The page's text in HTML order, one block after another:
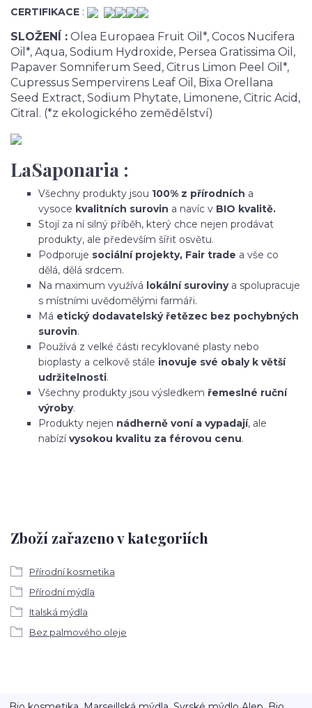
CERTIFIKACE :
SLOŽENÍ : Olea Europaea Fruit Oil*, Cocos Nucifera
Oil*, Aqua, Sodium Hydroxide, Persea Gratissima Oil,
Papaver Somniferum Seed, Citrus Limon Peel Oil*,
Cupressus Sempervirens Leaf Oil, Bixa Orellana
Seed Extract, Sodium Phytate, Limonene, Citric Acid,
Citral. (*z ekologického zemědělství)
LaSaponaria :
Všechny produkty jsou 100% z přírodních a
vysoce kvalitních surovin a navíc v BIO kvalitě.
Stojí za ní silný příběh, který chce nejen prodávat
produkty, ale především šířit osvětu.
Podporuje sociální projekty, Fair trade a vše co
dělá, dělá srdcem.
Na maximum využívá lokální surovinya spolupracuje
s místními uvědomělými farmáři.
Má etický dodavatelský řetězec bez pochybných
surovin.
Používá z velké části recyklované plasty nebo
bioplasty a celkově stále inovuje své obaly k větší
udržitelnosti.
Všechny produkty jsou výsledkem řemeslné ruční
výroby.
Produkty nejen nádherně voní a vypadají, ale
nabízívysokou kvalitu za férovou cenu.
Zboží zařazeno v kategoriích
Přírodní kosmetika
Přírodní mýdla
Italská mýdla
Bez palmového oleje